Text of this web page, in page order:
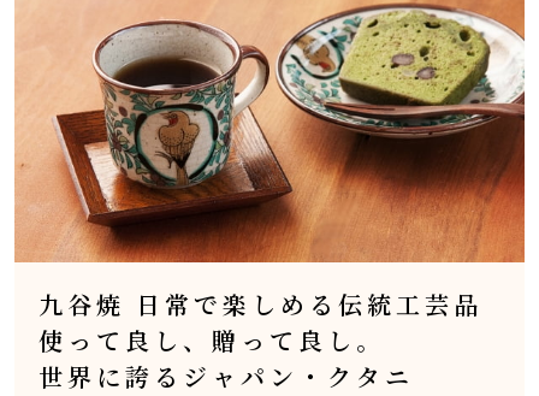
九谷焼 日常で楽しめる伝統工芸品
使って良し、贈って良し。
世界に誇るジャパン・クタニ